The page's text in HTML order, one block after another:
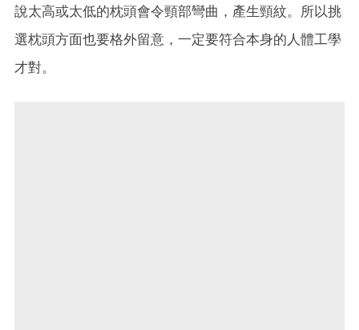
說太高或太低的枕頭會令頸部彎曲，產生頸紋。所以挑
選枕頭方面也要格外留意，一定要符合本身的人體工學
才對。